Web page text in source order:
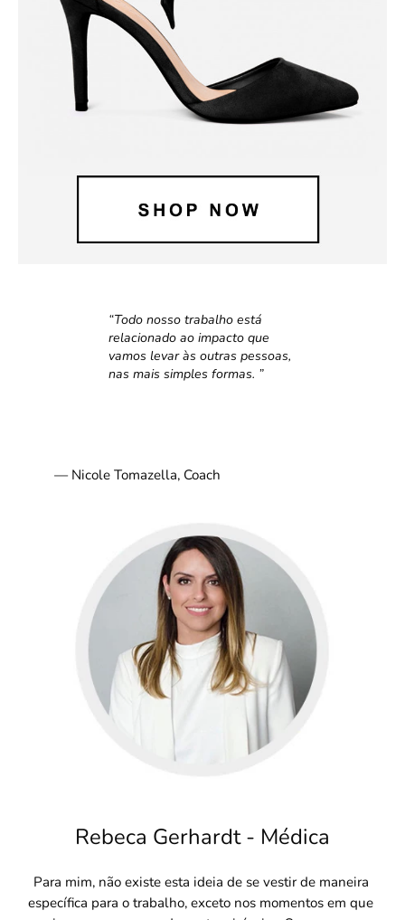
“Todo nosso trabalho está
relacionado ao impacto que
vamos levar às outras pessoas,
nas mais simples formas. ”
— Nicole Tomazella, Coach
Rebeca Gerhardt - Médica
Para mim, não existe esta ideia de se vestir de maneira
específica para o trabalho, exceto nos momentos em que